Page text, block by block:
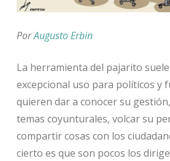
PorAugusto Erbin
La herramienta del pajarito
excepcional uso para políticos y
quieren dar a conocer su
temas coyunturales, volcar su
compartir cosas con los
cierto es que son pocos los